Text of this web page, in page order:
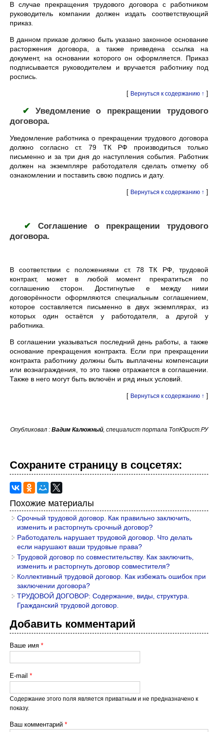
В случае прекращения трудового договора с работником
руководитель компании должен издать соответствующий
приказ.
В данном приказе должно быть указано законное основание
расторжения договора, а также приведена ссылка на
документ, на основании которого он оформляется. Приказ
подписывается руководителем и вручается работнику под
роспись.
[ Вернуться к содержанию ↑ ]
✔ Уведомление о прекращении трудового
договора.
Уведомление работника о прекращении трудового договора
должно согласно ст. 79 ТК РФ производиться только
письменно и за три дня до наступления события. Работник
должен на экземпляре работодателя сделать отметку об
ознакомлении и поставить свою подпись и дату.
[ Вернуться к содержанию ↑ ]
✔Соглашение о прекращении трудового
договора.
В соответствии с положениями ст. 78 ТК РФ, трудовой
контракт, может в любой момент прекратиться по
соглашению сторон. Достигнутые е между ними
договорённости оформляются специальным соглашением,
которое составляется письменно в двух экземплярах, из
которых один остаётся у работодателя, а другой у
работника.
В соглашении указываться последний день работы, а также
основание прекращения контракта. Если при прекращении
контракта работнику должны быть выплачены компенсации
или вознаграждения, то это также отражается в соглашении.
Также в него могут быть включён и ряд иных условий.
[ Вернуться к содержанию ↑ ]
Опубликовал : Вадим Калюжный, специалист портала ТопЮрист.РУ
Сохраните страницу в cоцcетях:
Похожие материалы
Срочный трудовой договор. Как правильно заключить,
изменить и расторгнуть срочный договор?
Работодатель нарушает трудовой договор. Что делать
если нарушают ваши трудовые права?
Трудовой договор по совместительству. Как заключить,
изменить и расторгнуть договор совместителя?
Коллективный трудовой договор. Как избежать ошибок при
заключении договора?
ТРУДОВОЙ ДОГОВОР: Содержание, виды, структура.
Гражданский трудовой договор.
Добавить комментарий
Ваше имя *
E-mail *
Содержание этого поля является приватным и не предназначено к
показу.
Ваш комментарий *